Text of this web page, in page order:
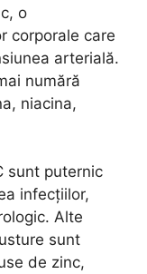
o
corporale care
arterială.
numără
niacina,
sunt puternic
infecțiilor,
Alte
sunt
de zinc,